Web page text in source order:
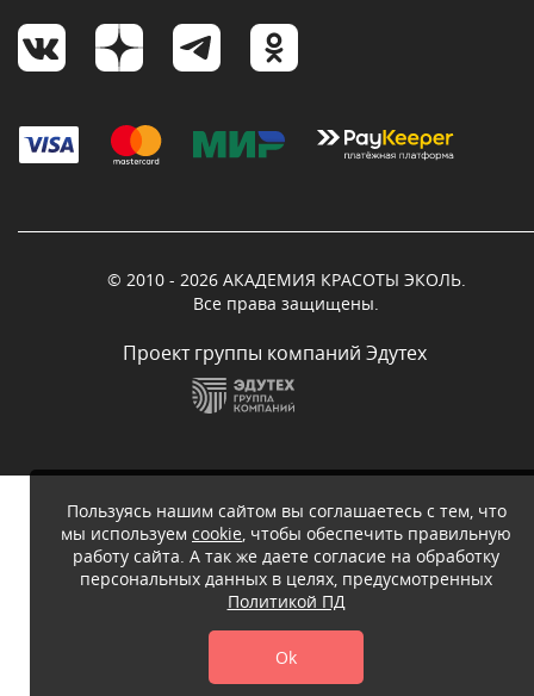
© 2010 - 2026 АКАДЕМИЯ КРАСОТЫ ЭКОЛЬ.
Все права защищены.
Проект группы компаний Эдутех
Пользуясь нашим сайтом вы соглашаетесь с тем, что
мы используем cookie, чтобы обеспечить правильную
работу сайта. А так же даете согласие на обработку
персональных данных в целях, предусмотренных
Политикой ПД
Ok